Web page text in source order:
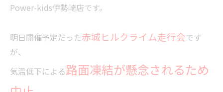
Power-kids伊勢崎店です。
明日開催予定だった赤城ヒルクライム走行会です
が、
気温低下による路面凍結が懸念されるため